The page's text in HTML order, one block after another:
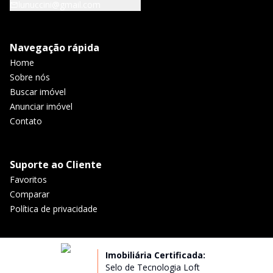
Navegação rápida
Home
Sobre nós
Buscar imóvel
Anunciar imóvel
Contato
Suporte ao Cliente
Favoritos
Comparar
Política de privacidade
Imobiliária Certificada:
Selo de Tecnologia Loft